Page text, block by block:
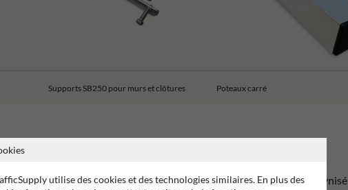
Supports SB250 pour murs et clôtures Poteaux carré
de garantie fabricant Marquage CE EN ISO 1461 - Acier galavnisé
utilise des cookies et des technologies similaires. En plus des